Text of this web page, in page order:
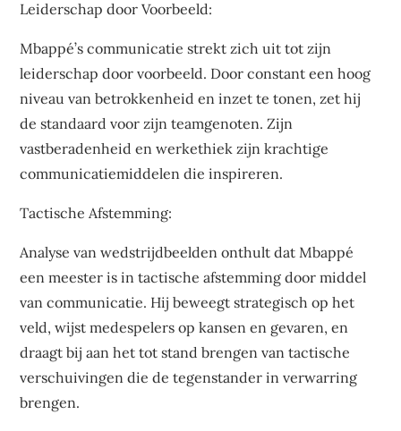
Leiderschap door Voorbeeld:
Mbappé’s communicatie strekt zich uit tot zijn
leiderschap door voorbeeld. Door constant een hoog
niveau van betrokkenheid en inzet te tonen, zet hij
de standaard voor zijn teamgenoten. Zijn
vastberadenheid en werkethiek zijn krachtige
communicatiemiddelen die inspireren.
Tactische Afstemming:
Analyse van wedstrijdbeelden onthult dat Mbappé
een meester is in tactische afstemming door middel
van communicatie. Hij beweegt strategisch op het
veld, wijst medespelers op kansen en gevaren, en
draagt bij aan het tot stand brengen van tactische
verschuivingen die de tegenstander in verwarring
brengen.